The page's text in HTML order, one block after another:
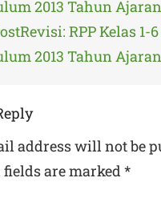
2013 Tahun Ajaran
Revisi: RPP Kelas 1-
2013 Tahun Ajaran
address will not be
fields are marked*